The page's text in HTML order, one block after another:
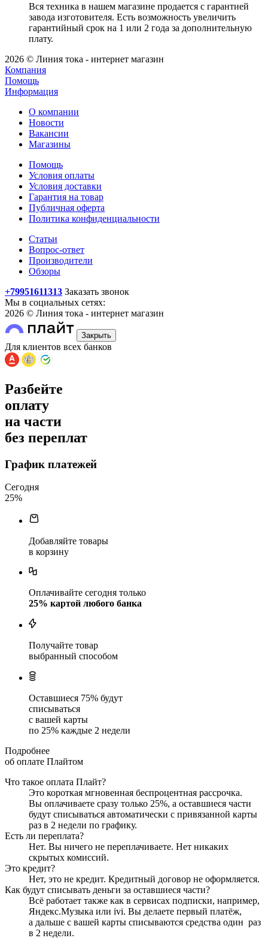
Вся техника в нашем магазине продается с гарантией
завода изготовителя. Есть возможность увеличить
гарантийный срок на 1 или 2 года за дополнительную
плату.
2026 © Линия тока - интернет магазин
Компания
Помощь
Информация
О компании
Новости
Вакансии
Магазины
Помощь
Условия оплаты
Условия доставки
Гарантия на товар
Публичная оферта
Политика конфиденциальности
Статьи
Вопрос-ответ
Производители
Обзоры
+79951611313 Заказать звонок
Мы в социальных сетях:
2026 © Линия тока - интернет магазин
Закрыть
Для клиентов всех банков
Разбейте
оплату
на части
без переплат
График платежей
Сегодня
25%
Добавляйте товары
в корзину
Оплачивайте сегодня только
25% картой любого банка
Получайте товар
выбранный способом
Оставшиеся 75% будут
списываться
с вашей карты
по 25% каждые 2 недели
Подробнее
об оплате Плайтом
Что такое оплата Плайт?
Это короткая мгновенная беспроцентная рассрочка.
Вы оплачиваете сразу только 25%, а оставшиеся части
будут списываться автоматически с привязанной карты
раз в 2 недели по графику.
Есть ли переплата?
Нет. Вы ничего не переплачиваете. Нет никаких
скрытых комиссий.
Это кредит?
Нет, это не кредит. Кредитный договор не оформляется.
Как будут списывать деньги за оставшиеся части?
Всё работает также как в сервисах подписки, например,
Яндекс.Музыка или ivi. Вы делаете первый платёж,
а дальше с вашей карты списываются средства один раз
в 2 недели.